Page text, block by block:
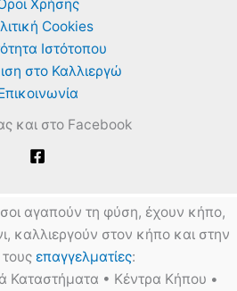
Χρήσης
Cookies
Ιστότοπου
στο Καλλιεργώ
και στο Facebook
αγαπούν τη φύση, έχουν κήπο,
καλλιεργούν στον κήπο και στην
επαγγελματίες:
Καταστήματα • Κέντρα Κήπου •